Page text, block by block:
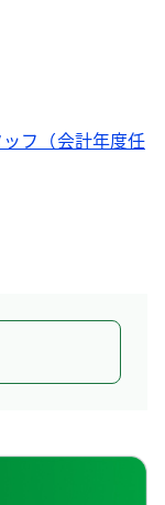
フ（会計年度任